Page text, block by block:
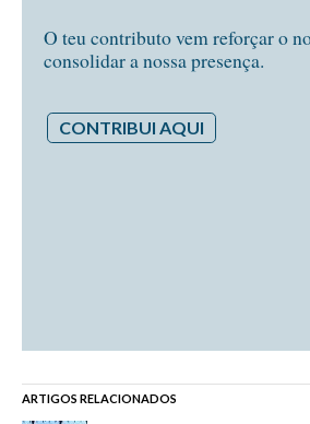
O teu contributo vem reforçar o
consolidar a nossa presença.
CONTRIBUI AQUI
ARTIGOS RELACIONADOS